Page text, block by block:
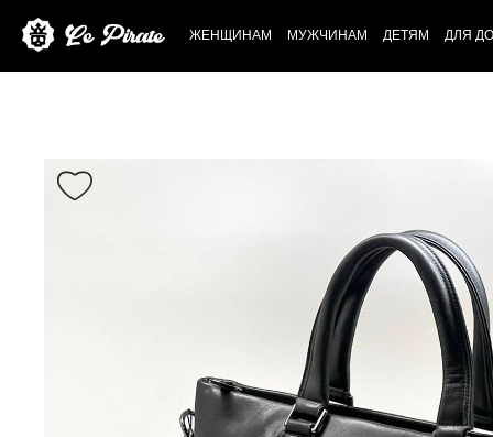
ЖЕНЩИНАМ МУЖЧИНАМ ДЕТЯМ ДЛЯ